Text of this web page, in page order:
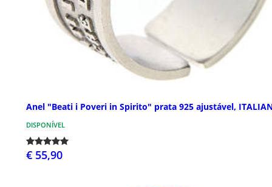
Anel "Beati i Poveri in Spirito" prata 925 ajustável,
DISPONÍVEL
€ 55,90